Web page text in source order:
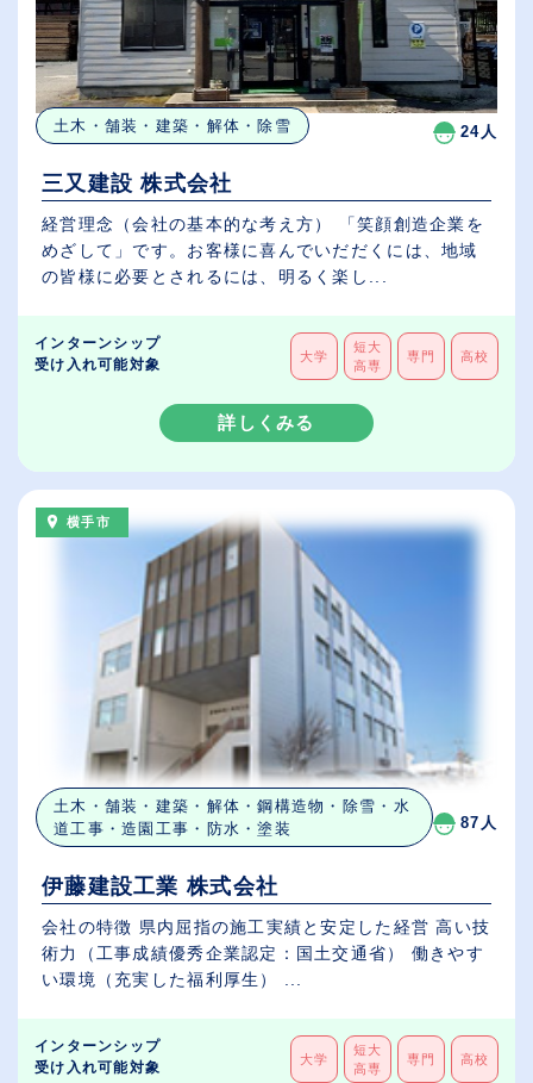
土木・舗装・建築・解体・除雪 24人
三又建設 株式会社
経営理念（会社の基本的な考え方） 「笑顔創造企業を
めざして」です。お客様に喜んでいだだくには、地域
の皆様に必要とされるには、明るく楽し...
インターンシップ
受け入れ可能対象
大学
短大
高専
専門 高校
詳しくみる
横手市
土木・舗装・建築・解体・鋼構造物・除雪・水
道工事・造園工事・防水・塗装
87人
伊藤建設工業 株式会社
会社の特徴 県内屈指の施工実績と安定した経営 高い技
術力（工事成績優秀企業認定：国土交通省） 働きやす
インターンシップ
受け入れ可能対象
大学
短大
高専
専門 高校